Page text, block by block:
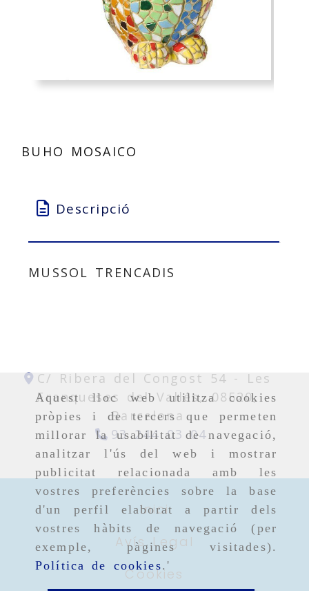
Aquest lloc web utilitza cookies
pròpies i de tercers que permeten
millorar la usabilitat de navegació,
analitzar l'ús del web i mostrar
publicitat relacionada amb les
vostres preferències sobre la base
d'un perfil elaborat a partir dels
vostres hàbits de navegació (per
exemple, pàgines visitades).
Política de cookies.'
BUHO MOSAICO
Descripció
MUSSOL TRENCADIS
C/ Ribera del Congost 54 -
Les
Franqueses del Vallés,08520,
Barcelona
93 244 03 04
Inici
Avís Legal
Cookies